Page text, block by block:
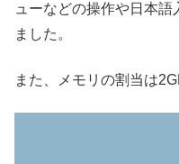
ューなどの操作や日本
ました。
また、メモリの割当は